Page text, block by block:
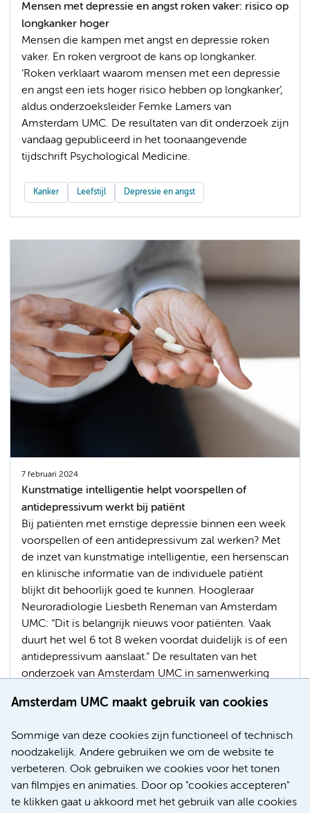
Amsterdam UMC maakt gebruik van cookies
Sommige van deze cookies zijn functioneel of technisch
noodzakelijk. Andere gebruiken we om de website te
verbeteren. Ook gebruiken we cookies voor het tonen
van filmpjes en animaties. Door op "cookies accepteren"
te klikken gaat u akkoord met het gebruik van alle cookies
Mensen met depressie en angst roken vaker: risico op
longkanker hoger
Mensen die kampen met angst en depressie roken
vaker. En roken vergroot de kans op longkanker.
‘Roken verklaart waarom mensen met een depressie
en angst een iets hoger risico hebben op longkanker’,
aldus onderzoeksleider Femke Lamers van
Amsterdam UMC. De resultaten van dit onderzoek zijn
vandaag gepubliceerd in het toonaangevende
tijdschrift Psychological Medicine.
Kanker Leefstijl Depressie en angst
7 februari 2024
Kunstmatige intelligentie helpt voorspellen of
antidepressivum werkt bij patiënt
Bij patiënten met ernstige depressie binnen een week
voorspellen of een antidepressivum zal werken? Met
de inzet van kunstmatige intelligentie, een hersenscan
en klinische informatie van de individuele patiënt
blijkt dit behoorlijk goed te kunnen. Hoogleraar
Neuroradiologie Liesbeth Reneman van Amsterdam
UMC: “Dit is belangrijk nieuws voor patiënten. Vaak
duurt het wel 6 tot 8 weken voordat duidelijk is of een
antidepressivum aanslaat.” De resultaten van het
onderzoek van Amsterdam UMC in samenwerking
wetenschappelijke tijdschrift American Journal of
Hersenen Geneesmiddelen
Kunstmatige intelligentie (AI) Depressie en angst